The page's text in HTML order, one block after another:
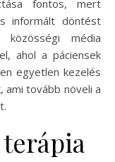
fontos, mert
informált döntést
média
ahol a páciensek
egyetlen kezelés
ami tovább növeli a